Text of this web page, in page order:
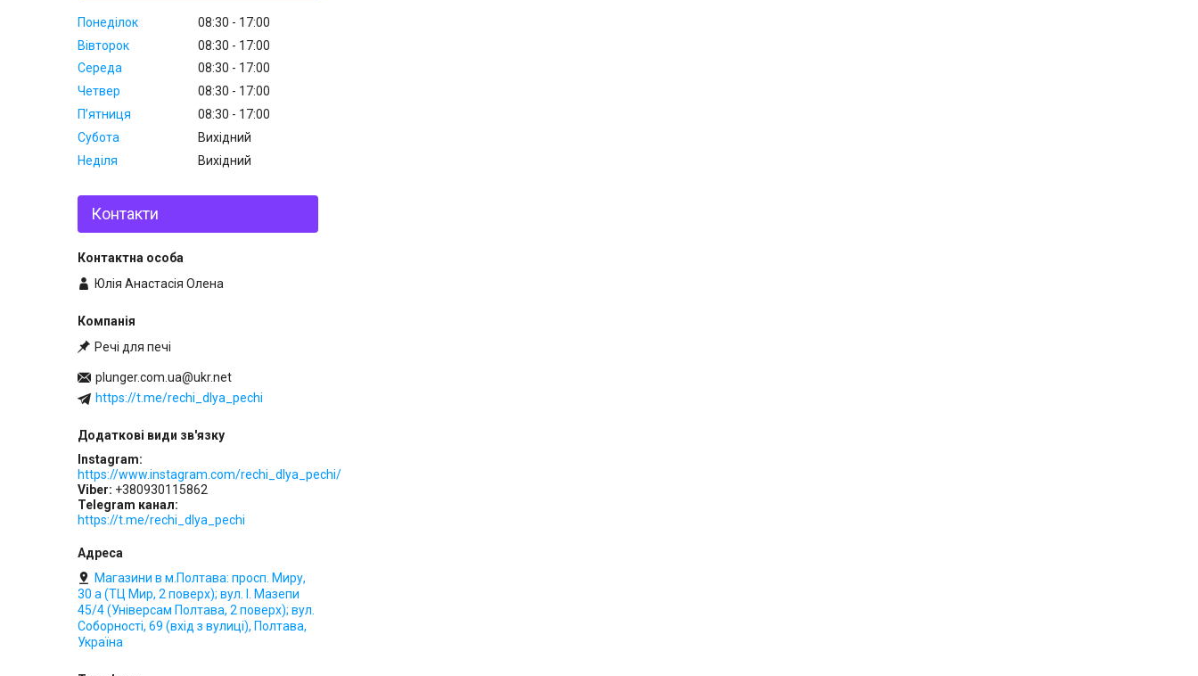
Понеділок 08:30
17:00
Вівторок
08:30
17:00
Середа
08:30
17:00
Четвер
08:30
17:00
Пʼятниця
08:30
17:00
Субота
Вихідний
Неділя
Вихідний
Контакти
Юлія Анастасія Олена
Речі для печі
plunger.com.ua@ukr.net
https://t.me/rechi_dlya_pechi
Instagram
https://www.instagram.com/rechi_dlya_pechi/
Viber +380930115862
Telegram канал
https://t.me/rechi_dlya_pechi
Магазини в м.Полтава: просп. Миру,
30 а (ТЦ Мир, 2 поверх); вул. І. Мазепи
45/4 (Універсам Полтава, 2 поверх); вул.
Соборності, 69 (вхід з вулиці), Полтава,
Україна